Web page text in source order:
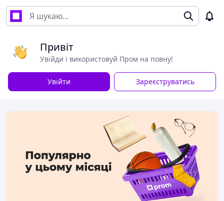
Привіт
Увійди і використовуй Пром на повну!
Увійти Зареєструватись